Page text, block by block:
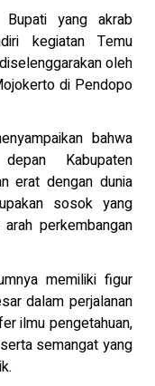
Bupati yang akrab
kegiatan Temu
oleh
di Pendopo
bahwa
Kabupaten
erat dengan dunia
sosok yang
perkembangan
memiliki figur
dalam perjalanan
ilmu pengetahuan,
semangat yang